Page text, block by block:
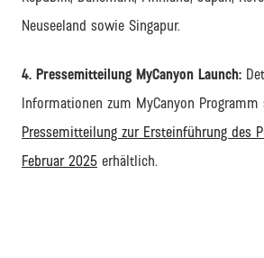
Neuseeland sowie Singapur.
4. Pressemitteilung MyCanyon Launch:
Informationen zum MyCanyon
Pressemitteilung zur Ersteinführung des
Februar 2025 erhältlich.